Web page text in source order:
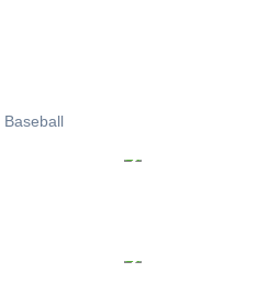
Baseball